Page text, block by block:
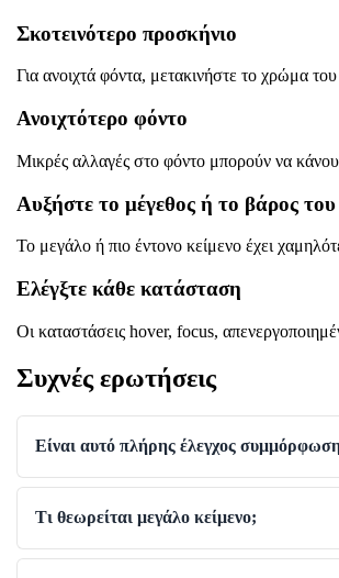
Σκοτεινότερο προσκήνιο
Για ανοιχτά φόντα, μετακινήστε το χρώμα
Ανοιχτότερο φόντο
Μικρές αλλαγές στο φόντο μπορούν να
Αυξήστε το μέγεθος ή το βάρος του
Το μεγάλο ή πιο έντονο κείμενο έχει
Ελέγξτε κάθε κατάσταση
Οι καταστάσεις hover, focus,
Συχνές ερωτήσεις
Είναι αυτό πλήρης έλεγχος
Τι θεωρείται μεγάλο κείμενο;